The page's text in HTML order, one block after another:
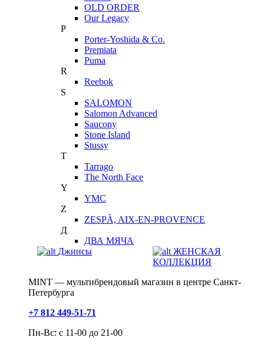
OLD ORDER
Our Legacy
P
Porter-Yoshida & Co.
Premiata
Puma
R
Reebok
S
SALOMON
Salomon Advanced
Saucony
Stone Island
Stussy
T
Tarrago
The North Face
Y
YMC
Z
ZESPÀ, AIX-EN-PROVENCE
Д
ДВА МЯЧА
Джинсы
ЖЕНСКАЯ
КОЛЛЕКЦИЯ
MINT — мультибрендовый магазин в центре Санкт-
Петербурга
+7 812 449-51-71
Пн-Вс: с 11-00 до 21-00